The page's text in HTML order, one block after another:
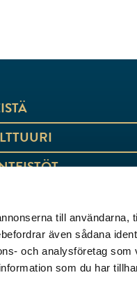
till användarna,
även sådana
och analysföretag som
som du har